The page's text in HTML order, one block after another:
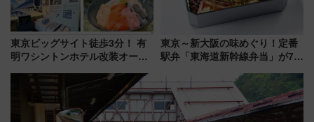
東京ビッグサイト徒歩3分！ 有
明ワシントンホテル改装オープ
客室」や海鮮丼が人気の朝食ビ
ュッフェを現地レポ
東京～新大阪の味めぐり！定番
駅弁「東海道新幹線弁当」が7月